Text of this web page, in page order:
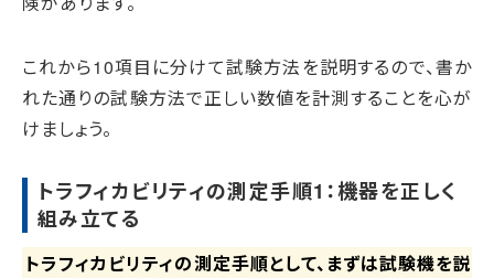
これから10項目に分けて試験方法を説明するので、書か
れた通りの試験方法で正しい数値を計測することを心が
けましょう。
トラフィカビリティの測定手順1：機器を正しく
組み立てる
トラフィカビリティの測定手順として、まずは試験機を説